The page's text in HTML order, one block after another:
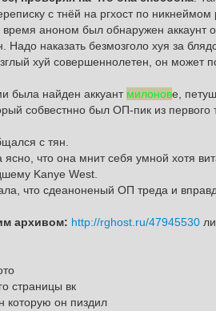
с тнёй на ргхост по никнеймом
время аноном был обнаружен аккаунт
Надо наказать безмозголо хуя за
хуй совершеннолетен, он может
была найден аккуант милонове,
собвестнно был ОП-пик из первого
с тян.
ясно, что она мнит себя умной хотя
Kanye West.
что сдеаноненый ОП треда и
архивом: http://rghost.ru/47945530
страницы вк
которую он пиздил